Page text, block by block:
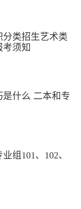
分类招生艺术类
须知
是什么 二本和专
组101、102、